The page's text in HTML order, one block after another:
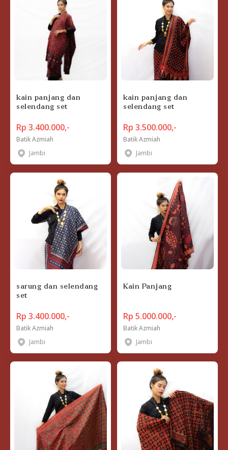
kain panjang dan
selendang set
Rp 3.400.000,-
Batik Azmiah
Jambi
kain panjang dan
selendang set
Rp 3.500.000,-
Batik Azmiah
Jambi
sarung dan selendang
set
Rp 3.400.000,-
Batik Azmiah
Jambi
Kain Panjang
Rp 5.000.000,-
Batik Azmiah
Jambi